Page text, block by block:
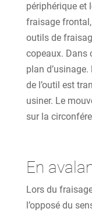
périphérique et
fraisage
outils de
copeaux. Dans
plan
de l’outil est
usiner. Le
sur la
En
Lors du
l’opposé du